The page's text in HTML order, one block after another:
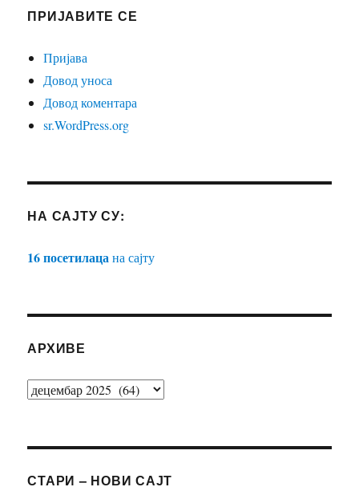
ПРИЈАВИТЕ СЕ
Пријава
Довод уноса
Довод коментара
sr.WordPress.org
НА САЈТУ СУ:
16 посетилацана сајту
АРХИВЕ
АРХИВЕ
СТАРИ – НОВИ САЈТ